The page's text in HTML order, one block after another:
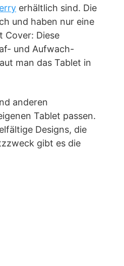
erhältlich sind. Die
und haben nur eine
Cover: Diese
und Aufwach-
man das Tablet in
anderen
Tablet passen.
Designs, die
gibt es die